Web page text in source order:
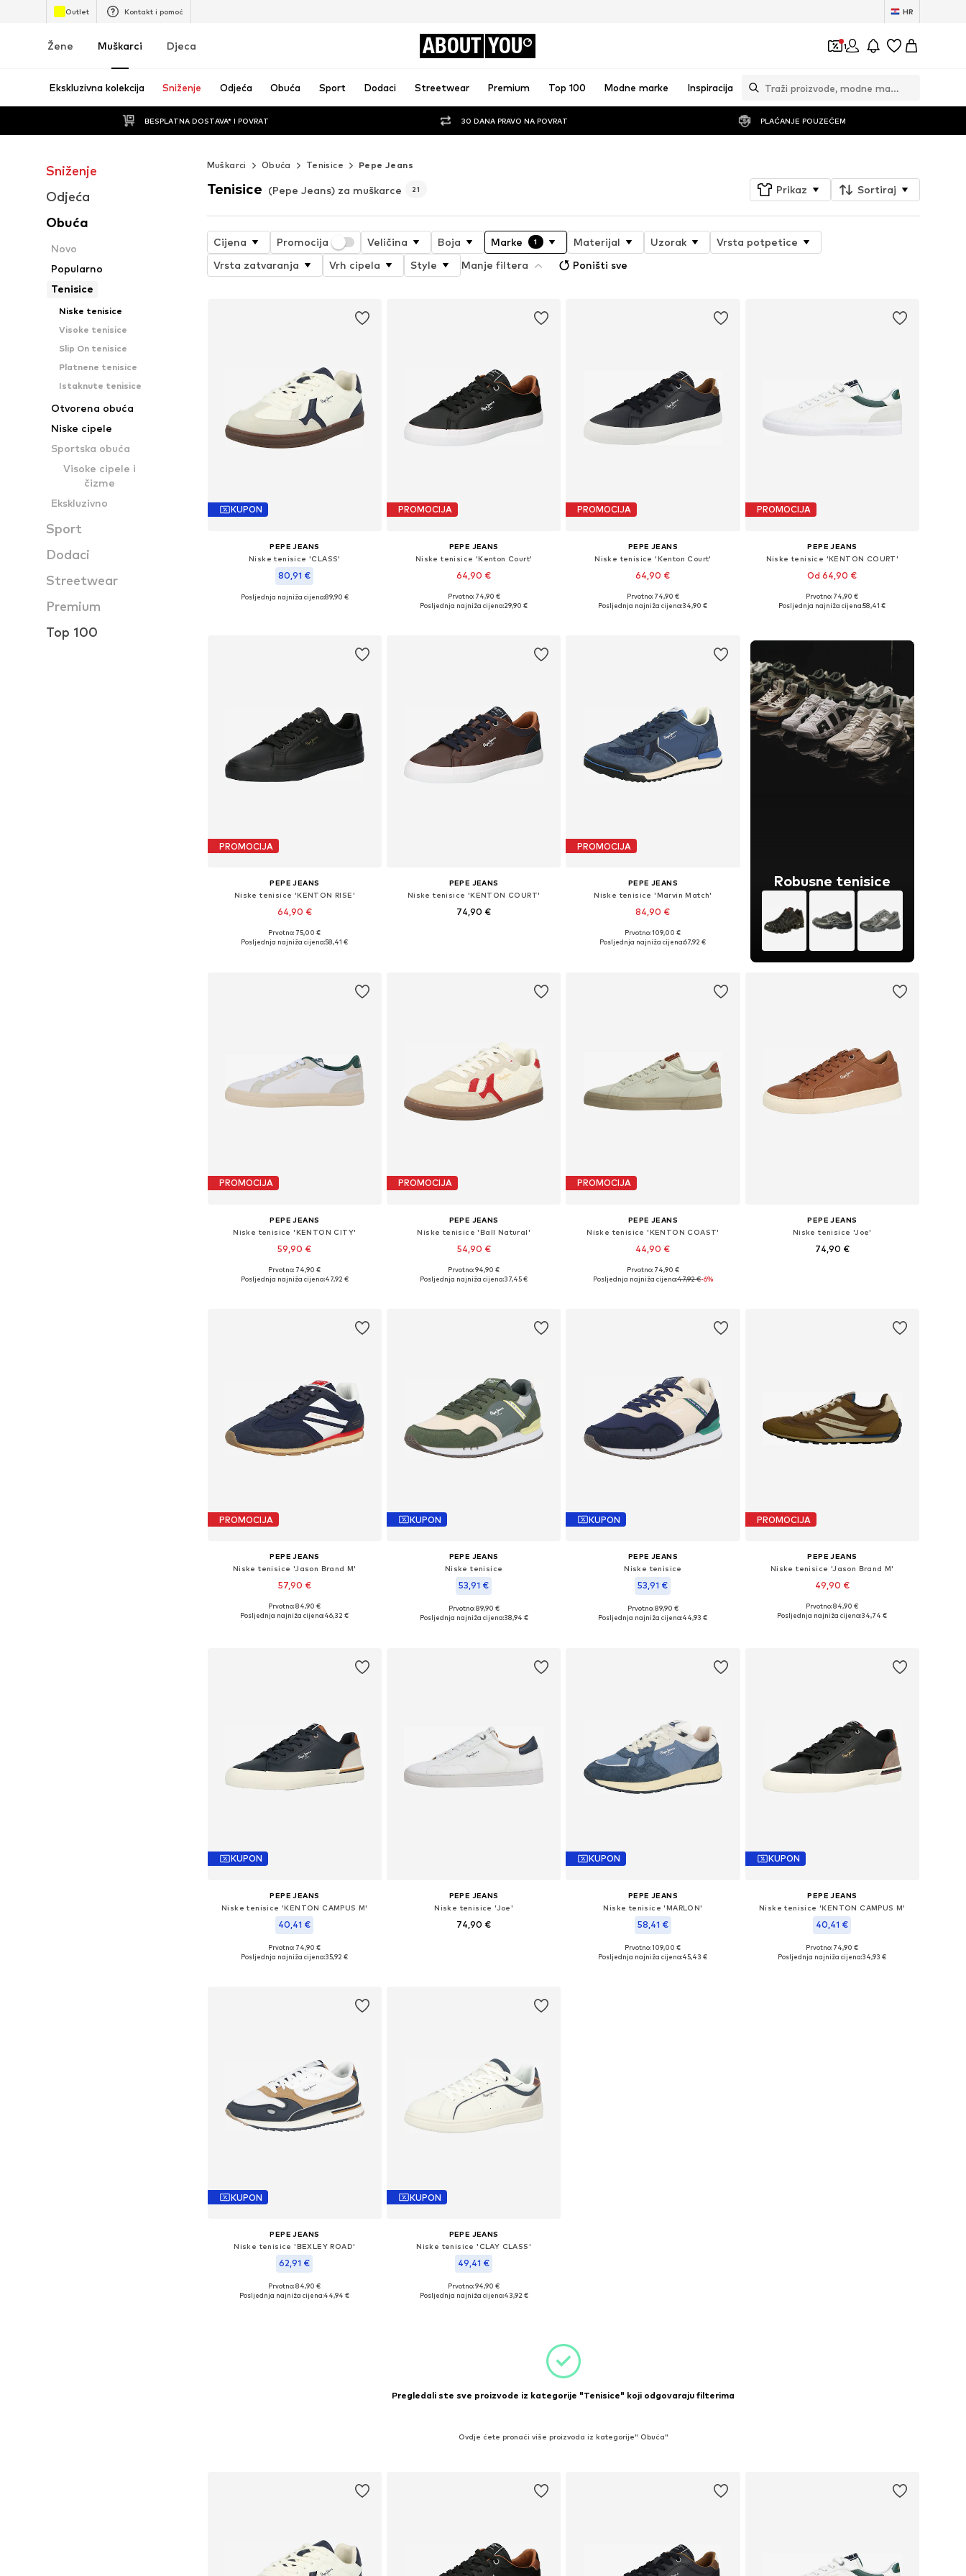
Outlet Kontakt i pomoć HR
Žene Muškarci Djeca ABOUT YOU 1
Ekskluzivna kolekcija Sniženje Odjeća Obuća Sport Dodaci Streetwear Premium Top 100 Modne marke Inspiracija
BESPLATNA DOSTAVA* I POVRAT 30 DANA PRAVO NA POVRAT PLAĆANJE POUZEĆEM
Sniženje
Odjeća
Obuća
Novo
Popularno
Tenisice
Niske tenisice
Visoke tenisice
Slip On tenisice
Platnene tenisice
Istaknute tenisice
Otvorena obuća
Niske cipele
Sportska obuća
Visoke cipele i
čizme
Ekskluzivno
Sport
Dodaci
Streetwear
Premium
Top 100
Muškarci Obuća Tenisice Pepe Jeans
Tenisice (Pepe Jeans) za muškarce 21 Prikaz Sortiraj
Cijena Promocija Veličina Boja Marke 1 Materijal Uzorak
Vrsta potpetice
Vrsta zatvaranja
Vrh cipela Style Manje filtera Poništi sve
KUPON
PEPE JEANS
Niske tenisice 'CLASS'
80,91 €
Dostupne veličine: 41, 42, 43, 44, 45
Posljednja najniža cijena:89,90 €
PROMOCIJA
PEPE JEANS
Niske tenisice 'Kenton Court'
64,90 €
Dostupno u više veličina
Prvotno: 74,90 €
Posljednja najniža cijena:29,90 €
PROMOCIJA
PEPE JEANS
Niske tenisice 'Kenton Court'
64,90 €
Dostupno u više veličina
Prvotno: 74,90 €
Posljednja najniža cijena:34,90 €
PROMOCIJA
PEPE JEANS
Niske tenisice 'KENTON COURT'
Od 64,90 €
Dostupne veličine: 40, 41, 42, 43, 44, 45
Prvotno: 74,90 €
Posljednja najniža cijena:58,41 €
PROMOCIJA
PEPE JEANS
Niske tenisice 'KENTON RISE'
64,90 €
Dostupno u više veličina
Prvotno: 75,00 €
Posljednja najniža cijena:58,41 €
PEPE JEANS
Niske tenisice 'KENTON COURT'
74,90 €
PROMOCIJA
PEPE JEANS
Niske tenisice 'Marvin Match'
84,90 €
Dostupne veličine: 40, 41, 42, 43, 44, 45
Prvotno: 109,00 €
Posljednja najniža cijena:67,92 €
Robusne tenisice
PROMOCIJA
PEPE JEANS
Niske tenisice 'KENTON CITY'
59,90 €
Dostupno u više veličina
Prvotno: 74,90 €
Posljednja najniža cijena:47,92 €
PROMOCIJA
PEPE JEANS
Niske tenisice 'Ball Natural'
54,90 €
Dostupne veličine: 40, 41, 42, 43, 44, 45
Prvotno: 94,90 €
Posljednja najniža cijena:37,45 €
PROMOCIJA
PEPE JEANS
Niske tenisice 'KENTON COAST'
44,90 €
Dostupne veličine: 40, 41, 42, 43, 44
Prvotno: 74,90 €
Posljednja najniža cijena:47,92 €-6%
PEPE JEANS
Niske tenisice 'Joe'
74,90 €
PROMOCIJA
PEPE JEANS
Niske tenisice 'Jason Brand M'
57,90 €
Dostupne veličine: 40, 41, 42, 43, 44
Prvotno: 84,90 €
Posljednja najniža cijena:46,32 €
KUPON
PEPE JEANS
Niske tenisice
53,91 €
Dostupne veličine: 42, 43, 44, 45
Prvotno: 89,90 €
Posljednja najniža cijena:38,94 €
KUPON
PEPE JEANS
Niske tenisice
53,91 €
Dostupne veličine: 41, 42, 43, 44
Prvotno: 89,90 €
Posljednja najniža cijena:44,93 €
PROMOCIJA
PEPE JEANS
Niske tenisice 'Jason Brand M'
49,90 €
Dostupne veličine: 40, 41, 42, 43, 44
Prvotno: 84,90 €
Posljednja najniža cijena:34,74 €
KUPON
PEPE JEANS
Niske tenisice 'KENTON CAMPUS M'
40,41 €
Dostupne veličine: 40, 42, 44, 46
Prvotno: 74,90 €
Posljednja najniža cijena:35,92 €
PEPE JEANS
Niske tenisice 'Joe'
74,90 €
KUPON
PEPE JEANS
Niske tenisice 'MARLON'
58,41 €
Dostupne veličine: 42
Prvotno: 109,00 €
Posljednja najniža cijena:45,43 €
KUPON
PEPE JEANS
Niske tenisice 'KENTON CAMPUS M'
40,41 €
Dostupne veličine: 42
Prvotno: 74,90 €
Posljednja najniža cijena:34,93 €
KUPON
PEPE JEANS
Niske tenisice 'BEXLEY ROAD'
62,91 €
Dostupne veličine: 40, 41
Prvotno: 84,90 €
Posljednja najniža cijena:44,94 €
KUPON
PEPE JEANS
Niske tenisice 'CLAY CLASS'
49,41 €
Dostupne veličine: 40
Prvotno: 94,90 €
Posljednja najniža cijena:43,92 €
Pregledali ste sve proizvode iz kategorije "Tenisice" koji odgovaraju filterima
Ovdje ćete pronaći više proizvoda iz kategorije" Obuća"